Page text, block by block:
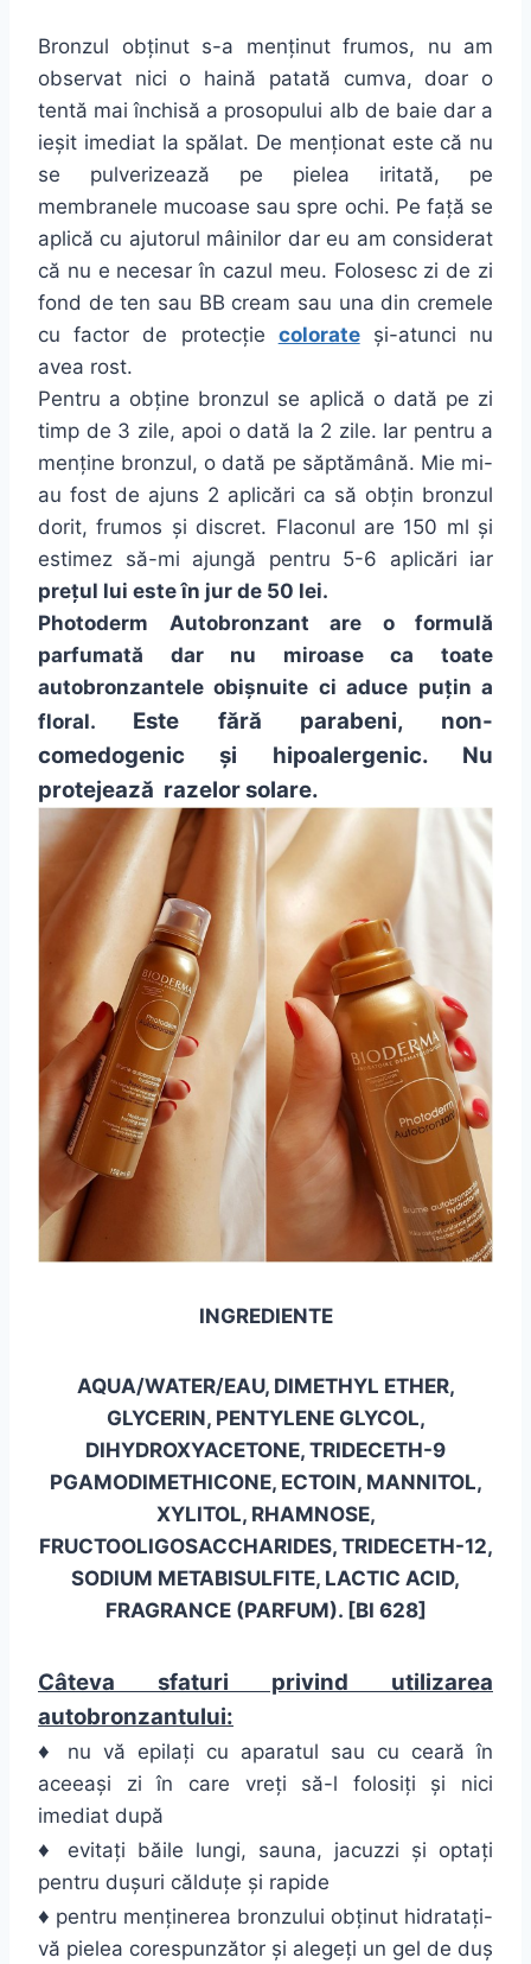
Bronzul obținut s-a menținut frumos, nu am
observat nici o haină patată cumva, doar o
tentă mai închisă a prosopului alb de baie dar a
ieșit imediat la spălat. De menționat este că nu
se pulverizează pe pielea iritată, pe
membranele mucoase sau spre ochi. Pe față se
aplică cu ajutorul mâinilor dar eu am considerat
că nu e necesar în cazul meu. Folosesc zi de zi
fond de ten sau BB cream sau una din cremele
cu factor de protecție colorateși-atunci nu
avea rost.
Pentru a obține bronzul se aplică o dată pe zi
timp de 3 zile, apoi o dată la 2 zile. Iar pentru a
menține bronzul, o dată pe săptămână. Mie mi-
au fost de ajuns 2 aplicări ca să obțin bronzul
dorit, frumos și discret. Flaconul are 150 ml și
estimez să-mi ajungă pentru 5-6 aplicări iar
prețul lui este în jur de 50 lei.
Photoderm Autobronzant are o formulă
parfumată dar nu miroase ca toate
autobronzantele obișnuite ci aduce puțin a
floral. Este fără parabeni, non-
comedogenic și hipoalergenic. Nu
protejează razelor solare.
INGREDIENTE
AQUA/WATER/EAU, DIMETHYL ETHER,
GLYCERIN, PENTYLENE GLYCOL,
DIHYDROXYACETONE, TRIDECETH-9
PGAMODIMETHICONE, ECTOIN, MANNITOL,
XYLITOL, RHAMNOSE,
FRUCTOOLIGOSACCHARIDES, TRIDECETH-12,
SODIUM METABISULFITE, LACTIC ACID,
FRAGRANCE (PARFUM). [BI 628]
Câteva sfaturi privind utilizarea
autobronzantului:
♦
nu vă epilați cu aparatul sau cu ceară în
aceeași zi în care vreți să-l folosiți și nici
imediat după
♦
evitați băile lungi, sauna, jacuzzi și optați
pentru dușuri călduțe și rapide
♦ pentru menținerea bronzului obținut hidratați-
vă pielea corespunzător și alegeți un gel de duș